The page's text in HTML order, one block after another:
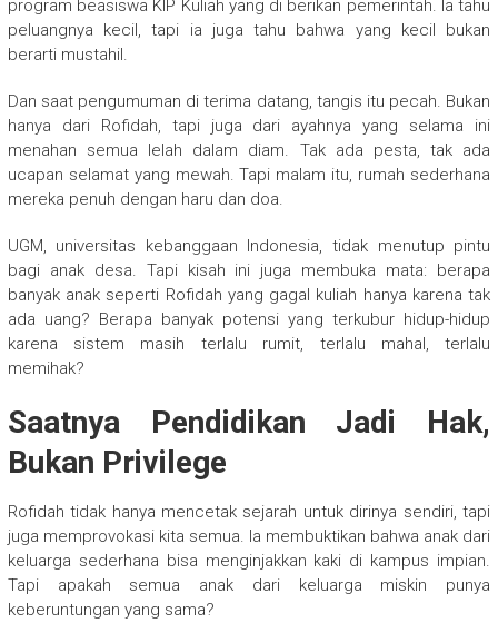
program beasiswa KIP Kuliah yang di berikan pemerintah. Ia tahu
peluangnya kecil, tapi ia juga tahu bahwa yang kecil bukan
berarti mustahil.
Dan saat pengumuman di terima datang, tangis itu pecah. Bukan
hanya dari Rofidah, tapi juga dari ayahnya yang selama ini
menahan semua lelah dalam diam. Tak ada pesta, tak ada
ucapan selamat yang mewah. Tapi malam itu, rumah sederhana
mereka penuh dengan haru dan doa.
UGM, universitas kebanggaan Indonesia, tidak menutup pintu
bagi anak desa. Tapi kisah ini juga membuka mata: berapa
banyak anak seperti Rofidah yang gagal kuliah hanya karena tak
ada uang? Berapa banyak potensi yang terkubur hidup-hidup
karena sistem masih terlalu rumit, terlalu mahal, terlalu
memihak?
Saatnya Pendidikan Jadi Hak,
Bukan Privilege
Rofidah tidak hanya mencetak sejarah untuk dirinya sendiri, tapi
juga memprovokasi kita semua. Ia membuktikan bahwa anak dari
keluarga sederhana bisa menginjakkan kaki di kampus impian.
Tapi apakah semua anak dari keluarga miskin punya
keberuntungan yang sama?